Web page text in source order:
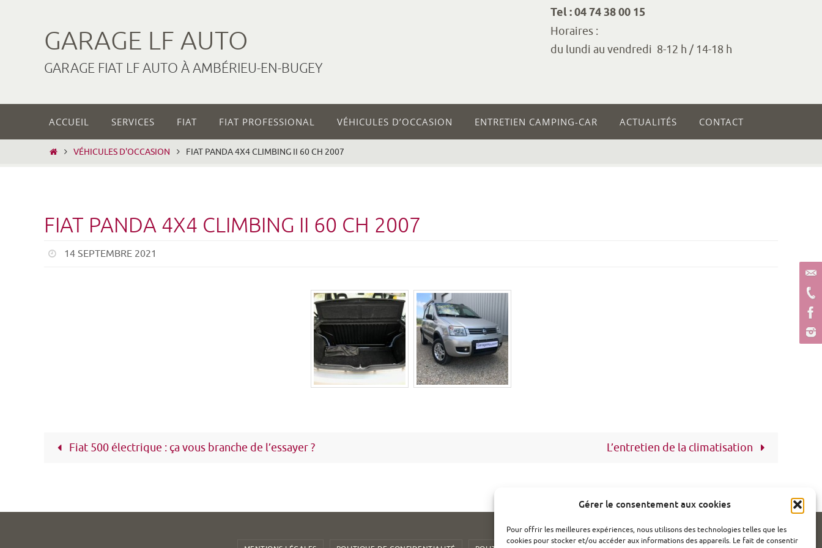
Gérer le consentement aux cookies
Pour offrir les meilleures expériences, nous utilisons des technologies telles que les
cookies pour stocker et/ou accéder aux informations des appareils. Le fait de consentir
GARAGE LF AUTO
GARAGE FIAT LF AUTO À AMBÉRIEU-EN-BUGEY
Tel : 04 74 38 00 15
Horaires :
du lundi au vendredi 8-12 h / 14-18 h
le
ACCUEIL SERVICES FIAT FIAT PROFESSIONAL VÉHICULES D’OCCASION ENTRETIEN CAMPING-CAR ACTUALITÉS CONTACT
HOMEVÉHICULES D'OCCASION FIAT PANDA 4X4 CLIMBING II 60 CH 2007
FIAT PANDA 4X4 CLIMBING II 60 CH 2007
14 SEPTEMBRE 2021
Fiat 500 électrique : ça vous branche de l’essayer ? L’entretien de la climatisation